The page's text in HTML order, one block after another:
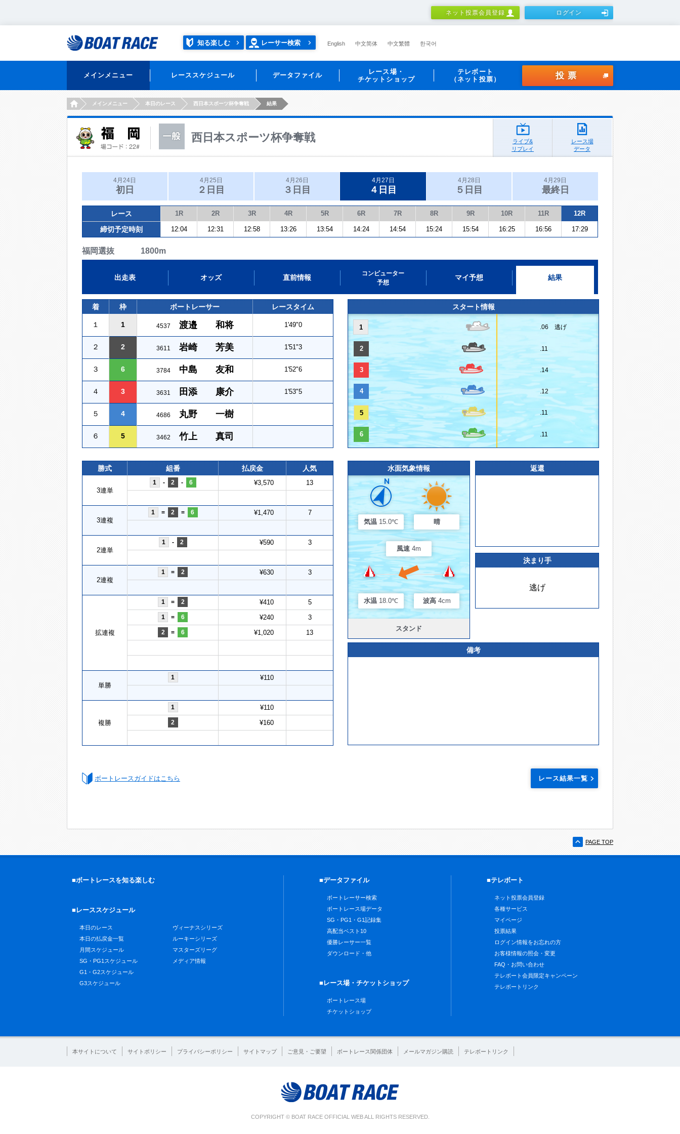
ネット投票会員登録 ログイン
知る楽しむ レーサー検索 English 中文简体 中文繁體 한국어
メインメニュー レーススケジュール データファイル
レース場・
チケットショップ
テレボート
（ネット投票）
投票
HOMEメインメニュー 本日のレース 西日本スポーツ杯争奪戦 結果
西日本スポーツ杯争奪戦
ライブ&
リプレイ
レース場
データ
4月24日
初日
4月25日
２日目
4月26日
３日目
4月27日
４日目
4月28日
５日目
4月29日
最終日
レース 1R 2R 3R 4R 5R 6R 7R 8R 9R 10R 11R 12R
締切予定時刻 12:04 12:31 12:58 13:26 13:54 14:24 14:54 15:24 15:54 16:25 16:56 17:29
福岡選抜 1800m
出走表 オッズ 直前情報
コンピューター
予想
マイ予想 結果
着 枠 ボートレーサー レースタイム
１ 1 4537 渡邉 和将 1'49"0
２ 2 3611 岩崎 芳美 1'51"3
３ 6 3784 中島 友和 1'52"6
４ 3 3631 田添 康介 1'53"5
５ 4 4686 丸野 一樹
６ 5 3462 竹上 真司
スタート情報
1 .06 逃げ
2 .11
3 .14
4 .12
5 .11
6 .11
勝式 組番 払戻金 人気
3連単
1 - 2 - 6 ¥3,570 13
3連複
1 = 2 = 6 ¥1,470 7
2連単
1 - 2 ¥590 3
2連複
1 = 2 ¥630 3
拡連複
1 = 2 ¥410 5
1 = 6 ¥240 3
2 = 6 ¥1,020 13
単勝
1 ¥110
複勝
1 ¥110
2 ¥160
水面気象情報
気温 15.0℃ 晴
風速 4m
水温 18.0℃ 波高 4cm
スタンド
返還
決まり手
逃げ
備考
ボートレースガイドはこちら レース結果一覧
PAGE TOP
■ボートレースを知る楽しむ
■レーススケジュール
本日のレース
本日の払戻金一覧
月間スケジュール
SG・PG1スケジュール
G1・G2スケジュール
G3スケジュール
ヴィーナスシリーズ
ルーキーシリーズ
マスターズリーグ
メディア情報
■データファイル
ボートレーサー検索
ボートレース場データ
SG・PG1・G1記録集
高配当ベスト10
優勝レーサー一覧
ダウンロード・他
■レース場・チケットショップ
ボートレース場
チケットショップ
■テレボート
ネット投票会員登録
各種サービス
マイページ
投票結果
ログイン情報をお忘れの方
お客様情報の照会・変更
FAQ・お問い合わせ
テレボート会員限定キャンペーン
テレボートリンク
本サイトについて サイトポリシー プライバシーポリシー サイトマップ ご意見・ご要望 ボートレース関係団体 メールマガジン購読 テレボートリンク
COPYRIGHT © BOAT RACE OFFICIAL WEB ALL RIGHTS RESERVED.